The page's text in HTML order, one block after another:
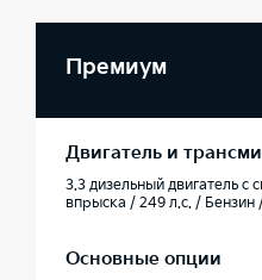
Премиум
Двигатель и
3.3 дизельный двигатель с
впрыска / 249 л.с. /
Основные опции